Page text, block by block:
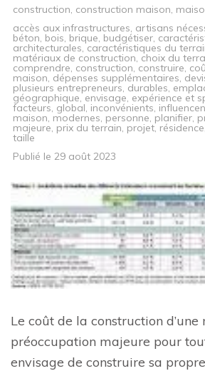
construction, construction maison,
accès aux infrastructures, artisans
béton, bois, brique, budgétiser,
architecturales,caractéristiques du
matériaux de construction, choix du
comprendre, construction, construire,
maison, dépenses supplémentaires,
plusieurs entrepreneurs, durables,
géographique, envisage, expérience et
facteurs, global, inconvénients,
maison, modernes, personne, planifier,
majeure, prix du terrain, projet, résidence
taille
Publié le 29 août 2023
Le coût de la construction d’une
préoccupation majeure pour
envisage de construire sa